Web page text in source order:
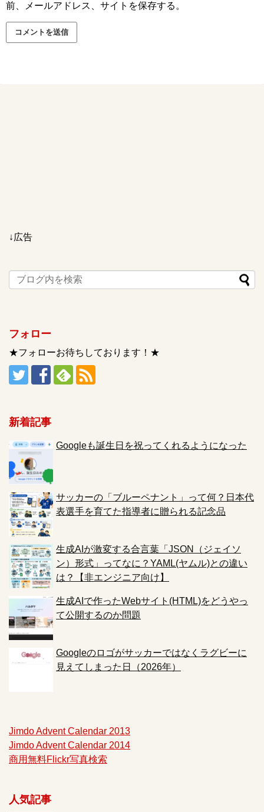
前、メールアドレス、サイトを保存する。
↓広告
フォロー
★フォローお待ちしております！★
新着記事
Googleも誕生日を祝ってくれるようになった
サッカーの「ブルーペナント」って何？日本代
表選手を育てた指導者に贈られる記念品
生成AIが激変する合言葉「JSON（ジェイソ
ン）形式」ってなに？YAML(ヤムル)との違い
は？【非エンジニア向け】
生成AIで作ったWebサイト(HTML)をどうやっ
て公開するのか問題
Googleのロゴがサッカーではなくラグビーに
見えてしまった日（2026年）
Jimdo Advent Calendar 2013
Jimdo Advent Calendar 2014
商用無料Flickr写真検索
人気記事